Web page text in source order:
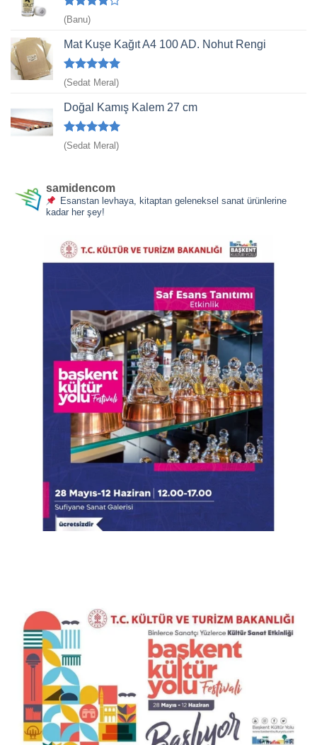
5
üzerinden
4oy aldı
(Banu)
Mat Kuşe Kağıt A4 100 AD. Nohut Rengi
5 üzerinden
5
(Sedat Meral)
Doğal Kamış Kalem 27 cm
5 üzerinden
5
(Sedat Meral)
samidencom
Esanstan levhaya, kitaptan geleneksel sanat ürünlerine
kadar her şey!